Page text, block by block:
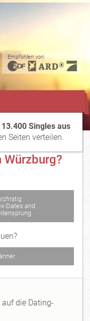
Empfohlen von:
13.400 Singles aus
Seiten verteilen.
Dates and
die Dating-